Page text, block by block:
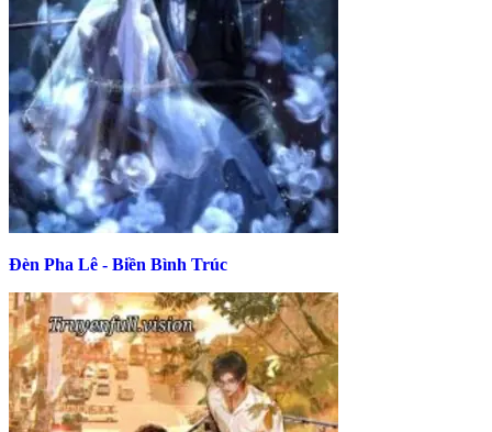
Đèn Pha Lê - Biền Bình Trúc